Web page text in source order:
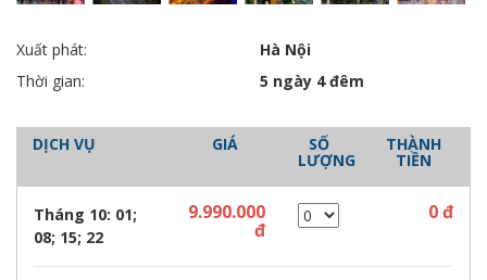
Xuất phát:
Hà Nội
Thời gian:
5 ngày 4 đêm
DỊCH VỤ GIÁ SỐ
LƯỢNG
THÀNH
TIỀN
Tháng 10: 01;
08; 15; 22
9.990.000
đ
0đ